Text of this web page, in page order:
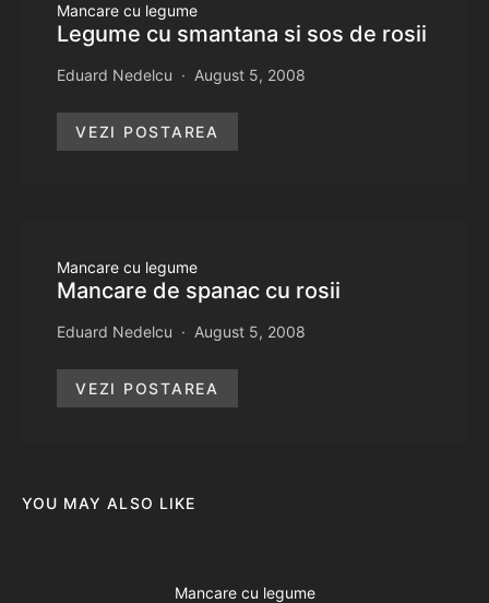
Mancare cu legume
Legume cu smantana si sos de rosii
Eduard Nedelcu August 5, 2008
VEZI POSTAREA
Mancare cu legume
Mancare de spanac cu rosii
Eduard Nedelcu August 5, 2008
VEZI POSTAREA
YOU MAY ALSO LIKE
Mancare cu legume